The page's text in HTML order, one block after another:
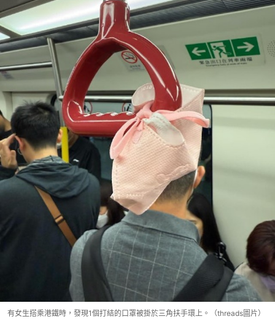
有女生搭乘港鐵時，發現1個打結的口罩被掛於三角扶手環上。（threads圖片）